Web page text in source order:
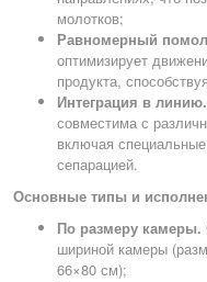
молотков;
Равномерный
оптимизирует
продукта,
Интеграция в линию.
совместима с
включая
сепарацией.
Основные типы и
По размеру камеры.
шириной камеры
66×80 см);